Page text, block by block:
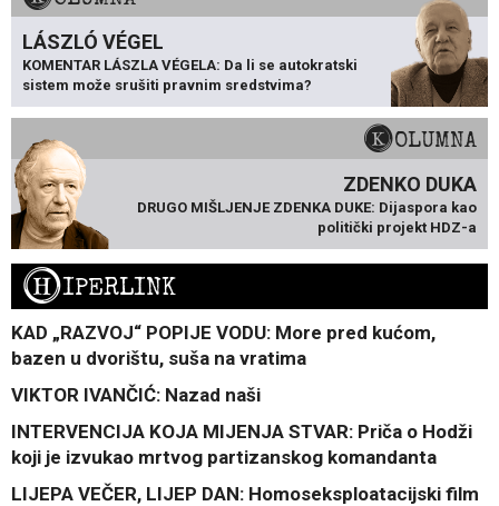
LÁSZLÓ VÉGEL
KOMENTAR LÁSZLA VÉGELA: Da li se autokratski
sistem može srušiti pravnim sredstvima?
KOLUMNA
ZDENKO DUKA
DRUGO MIŠLJENJE ZDENKA DUKE: Dijaspora kao
politički projekt HDZ-a
HIPERLINK
KAD „RAZVOJ“ POPIJE VODU: More pred kućom,
bazen u dvorištu, suša na vratima
VIKTOR IVANČIĆ: Nazad naši
INTERVENCIJA KOJA MIJENJA STVAR: Priča o Hodži
koji je izvukao mrtvog partizanskog komandanta
LIJEPA VEČER, LIJEP DAN: Homoseksploatacijski film